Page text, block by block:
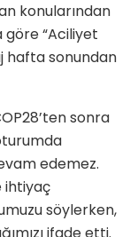
konularından
göre “Aciliyet
hafta sonundan
sonra
edemez.
ihtiyaç
söylerken,